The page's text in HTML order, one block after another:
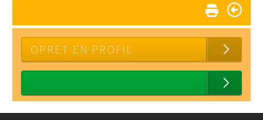
OPRET EN PROFIL